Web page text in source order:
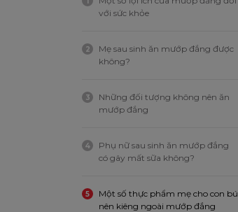
với sức khỏe
2
Mẹ sau sinh ăn mướp đắng được
không?
3
Những đối tượng không nên ăn
mướp đắng
4
Phụ nữ sau sinh ăn mướp đắng
có gây mất sữa không?
5
Một số thực phẩm mẹ cho con bú
nên kiêng ngoài mướp đắng